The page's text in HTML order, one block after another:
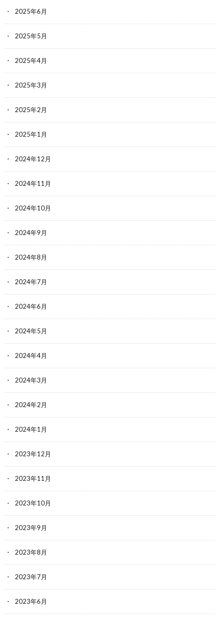
2025年6月
2025年5月
2025年4月
2025年3月
2025年2月
2025年1月
2024年12月
2024年11月
2024年10月
2024年9月
2024年8月
2024年7月
2024年6月
2024年5月
2024年4月
2024年3月
2024年2月
2024年1月
2023年12月
2023年11月
2023年10月
2023年9月
2023年8月
2023年7月
2023年6月